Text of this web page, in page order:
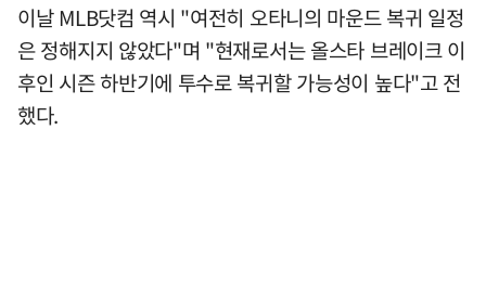
이날 MLB닷컴 역시 "여전히 오타니의 마운드 복귀 일정
은 정해지지 않았다"며 "현재로서는 올스타 브레이크 이
후인 시즌 하반기에 투수로 복귀할 가능성이 높다"고 전
했다.